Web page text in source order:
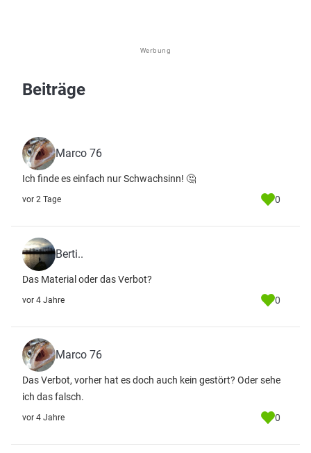
Werbung
Beiträge
Marco 76
Ich finde es einfach nur Schwachsinn! 🤔
vor 2 Tage 0
Berti..
Das Material oder das Verbot?
vor 4 Jahre 0
Marco 76
Das Verbot, vorher hat es doch auch kein gestört? Oder sehe
ich das falsch.
vor 4 Jahre 0